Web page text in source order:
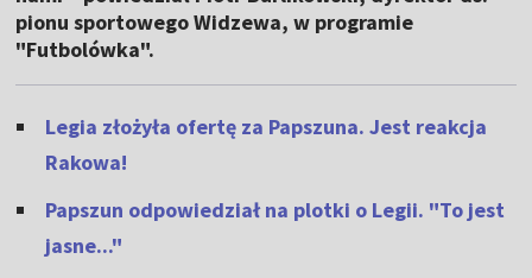
pionu sportowego Widzewa, w programie
"Futbolówka".
Legia złożyła ofertę za Papszuna. Jest reakcja
Rakowa!
Papszun odpowiedział na plotki o Legii. "To jest
jasne..."